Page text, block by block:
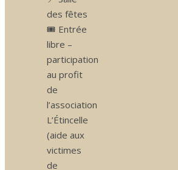
des fêtes
🎟️ Entrée
libre –
participation
au profit
de
l’association
L’Étincelle
(aide aux
victimes
de